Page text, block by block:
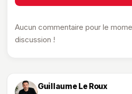
Aucun commentaire pour le
discussion !
Guillaume Le Roux